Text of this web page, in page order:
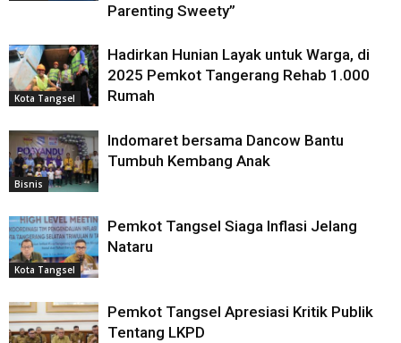
Parenting Sweety”
Kota Tangsel
Hadirkan Hunian Layak untuk Warga, di
2025 Pemkot Tangerang Rehab 1.000
Rumah
Bisnis
Indomaret bersama Dancow Bantu
Tumbuh Kembang Anak
Kota Tangsel
Pemkot Tangsel Siaga Inflasi Jelang
Nataru
Pemkot Tangsel Apresiasi Kritik Publik
Tentang LKPD